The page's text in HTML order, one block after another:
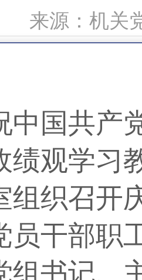
来源：机
中国共产
绩观学习
组织召开
员干部职
组书记、